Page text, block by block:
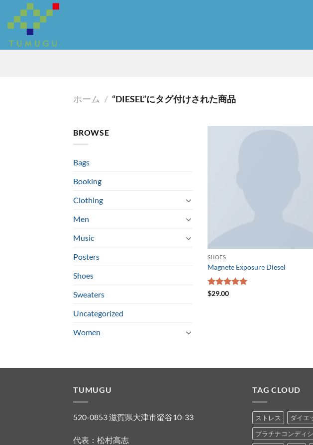
content
ホーム / “DIESEL”にタグ付けされた商品
BROWSE
Bags
Booking
Clothing
Men
Music
Posters
Shoes
Sweaters
Uncategorized
Women
SHOES
Magnete Exposure Diesel
5段階中
$29.00
TUMUGU
520-0853 滋賀県大津市螢谷10-33
代表：松村高志
TAG CLOUD
ストレス
ダイエ
プラチナコンディ